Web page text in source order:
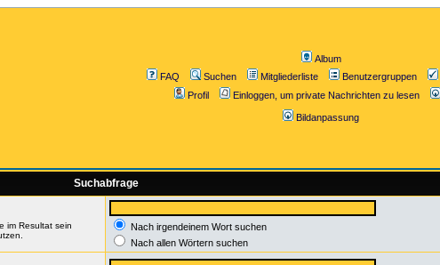
Album
FAQ
Suchen Mitgliederliste Benutzergruppen
Profil
Einloggen, um private Nachrichten zu lesen
Bildanpassung
Suchabfrage
im Resultat sein
Nach irgendeinem Wort suchen
Nach allen Wörtern suchen